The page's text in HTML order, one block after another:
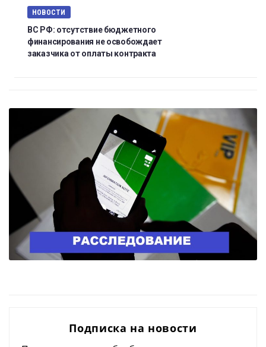
НОВОСТИ
ВС РФ: отсутствие бюджетного
финансирования не освобождает
заказчика от оплаты контракта
Подписка на новости